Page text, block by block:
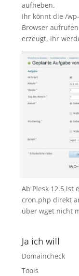
aufheben.
Ihr könnt die /
Browser
erzeugt, ihr
Ab Plesk 12.5 ist
cron.php direkt
über wget nicht
Ja ich will
Domaincheck
Tools